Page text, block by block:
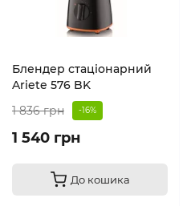
Блендер стаціонарний
Ariete 576 BK
1 836 грн
-16%
1 540 грн
До кошика